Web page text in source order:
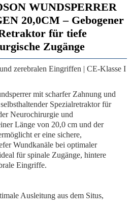
WUNDSPERRER
20,0CM – Gebogener
für tiefe
Zugänge
zerebralen Eingriffen | CE-Klasse I
mit scharfer Zahnung und
Spezialretraktor für
Neurochirurgie und
Länge von 20,0 cm und der
er eine sichere,
Wundkanäle bei optimaler
für spinale Zugänge, hintere
Eingriffe.
Ausleitung aus dem Situs,